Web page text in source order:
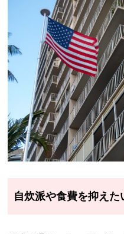
自炊派や食費を抑えた